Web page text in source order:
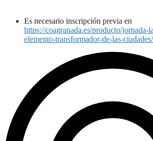
Es necesario inscripción previa en
https://coagranada.es/producto/jornada-
elemento-transformador-de-las-ciudades/